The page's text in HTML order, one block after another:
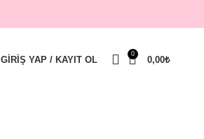
GIRIŞ YAP / KAYIT OL
0
0,00₺